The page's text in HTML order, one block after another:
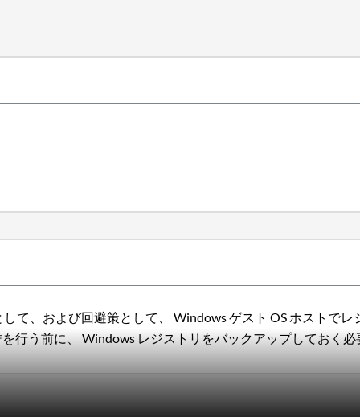
て、および回避策として、 Windows ゲスト OS ホストで
行う前に、 Windows レジストリをバックアップしてお